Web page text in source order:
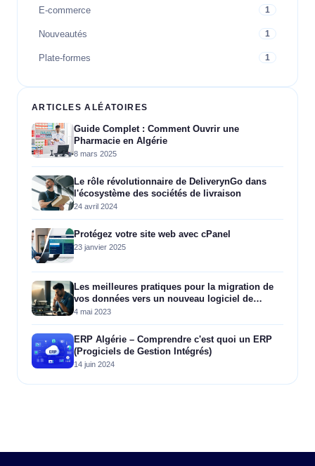
E-commerce 1
Nouveautés 1
Plate-formes 1
ARTICLES ALÉATOIRES
Guide Complet : Comment Ouvrir une
Pharmacie en Algérie
8 mars 2025
Le rôle révolutionnaire de DeliverynGo dans
l'écosystème des sociétés de livraison
24 avril 2024
Protégez votre site web avec cPanel
23 janvier 2025
Les meilleures pratiques pour la migration de
vos données vers un nouveau logiciel de
gestion
4 mai 2023
ERP Algérie – Comprendre c'est quoi un ERP
(Progiciels de Gestion Intégrés)
14 juin 2024